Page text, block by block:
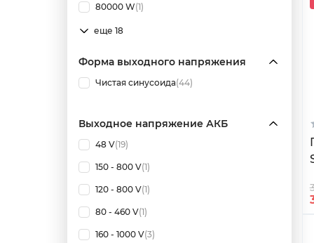
80000 W(1)
еще 18
Форма выходного напряжения
Чистая синусоида(44)
Выходное напряжение АКБ
48 V(19)
150 - 800 V(1)
120 - 800 V(1)
80 - 460 V(1)
160 - 1000 V(3)